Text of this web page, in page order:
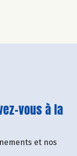
vous à la
et nos